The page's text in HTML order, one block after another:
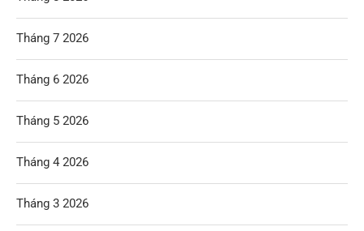
Tháng 7 2026
Tháng 6 2026
Tháng 5 2026
Tháng 4 2026
Tháng 3 2026